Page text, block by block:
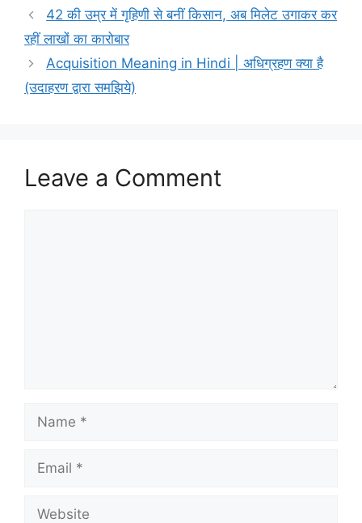
42 की उम्र में गृहिणी से बनीं किसान, अब मिलेट उगाकर कर
रहीं लाखों का कारोबार
Acquisition Meaning in Hindi | अधिग्रहण क्या है
(उदाहरण द्वारा समझिये)
Leave a Comment
Name
Email
Website